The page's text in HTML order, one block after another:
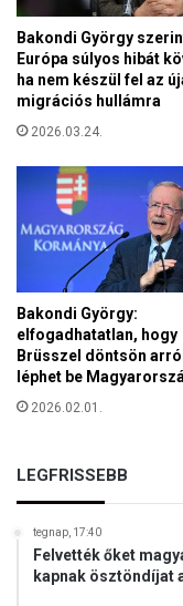
n
e
s
p
á
r
e
t
l
e
v
é
s
i
d
o
g
i
Bakondi György
Európa súlyos hibát
ha nem készül fel az
migrációs hullámra
2026.03.24.
Bakondi György:
elfogadhatatlan, hogy
Brüsszel döntsön
léphet be
2026.02.01.
LEGFRISSEBB
tegnap, 17:40
Felvették őket
kapnak ösztöndíjat